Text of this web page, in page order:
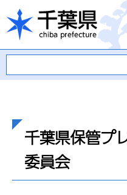
千葉県
千葉県保管プ
委員会